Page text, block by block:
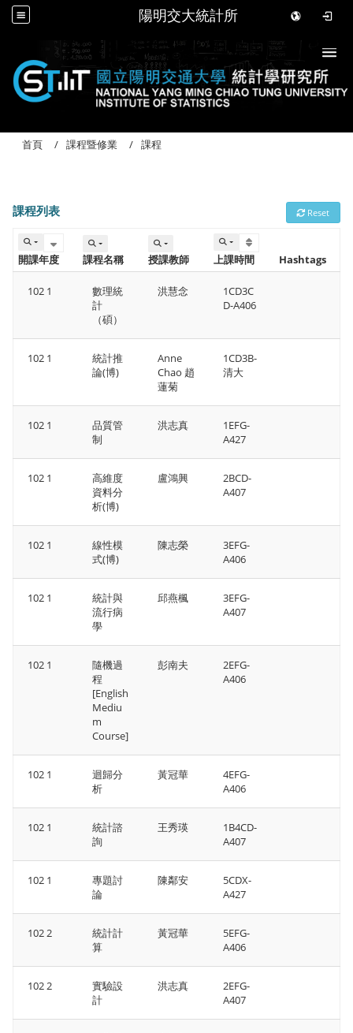
陽明交大統計所
首頁 課程暨修業 課程
課程列表 Reset
開課年度 課程名稱 授課教師 上課時間 Hashtags
102 1
數理統
計
（碩）
洪慧念
1CD3C
D-A406
102 1
統計推
論(博)
Anne
Chao 趙
蓮菊
1CD3B-
清大
102 1
品質管
制
洪志真
1EFG-
A427
102 1
高維度
資料分
析(博)
盧鴻興
2BCD-
A407
102 1
線性模
式(博)
陳志榮
3EFG-
A406
102 1
統計與
流行病
學
邱燕楓
3EFG-
A407
102 1
隨機過
程
[English
Mediu
m
Course]
彭南夫
2EFG-
A406
102 1
迴歸分
析
黃冠華
4EFG-
A406
102 1
統計諮
詢
王秀瑛
1B4CD-
A407
102 1
專題討
論
陳鄰安
5CDX-
A427
102 2
統計計
算
黃冠華
5EFG-
A406
102 2
實驗設
計
洪志真
2EFG-
A407